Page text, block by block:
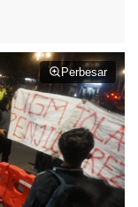
Perbesar